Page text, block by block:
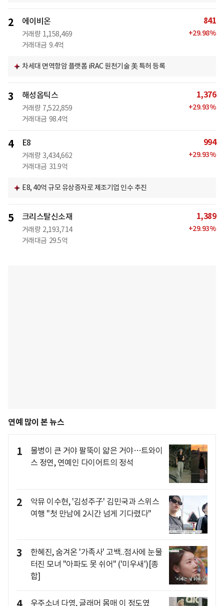
2 에이비온
거래량 1,158,469
거래대금 9.4억
841
+29.98%
차세대 면역항암 플랫폼 iRAC 원천기술 美 특허 등록
3 해성옵틱스
거래량 7,522,859
거래대금 98.4억
1,376
+29.93%
4 E8
거래량 3,434,662
거래대금 31.9억
994
+29.93%
E8, 40억 규모 유상증자로 제조기업 인수 추진
5 크리스탈신소재
거래량 2,193,714
거래대금 29.5억
1,389
+29.93%
연예 많이 본 뉴스
1
물병이 큰 거야 팔뚝이 얇은 거야…트와이
스 정연, 연예인 다이어트의 정석
2
악뮤 이수현, '김성주子' 김민국과 스위스
여행 "첫 만남에 2시간 넘게 기다렸다"
3
한혜진, 숨겨온 '가족사' 고백..점사에 눈물
터진 모녀 "아파도 못 쉬어" ('미우새')[종
합]
우주소녀 다영, 글래머 몸매 이 정도였